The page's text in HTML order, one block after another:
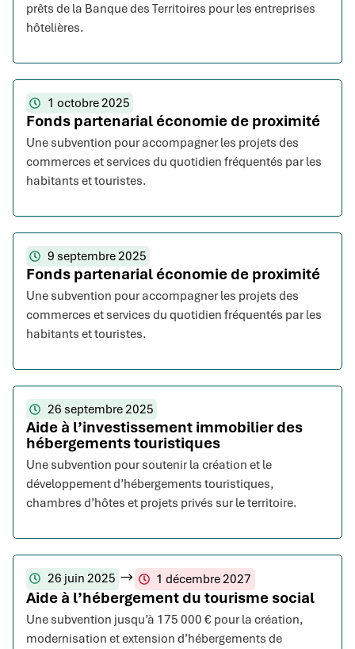
prêts de la Banque des Territoires pour les entreprises
hôtelières.
1 octobre 2025
Fonds partenarial économie de proximité
Une subvention pour accompagner les projets des
commerces et services du quotidien fréquentés par les
habitants et touristes.
9 septembre 2025
Fonds partenarial économie de proximité
Une subvention pour accompagner les projets des
commerces et services du quotidien fréquentés par les
habitants et touristes.
26 septembre 2025
Aide à l’investissement immobilier des
hébergements touristiques
Une subvention pour soutenir la création et le
développement d’hébergements touristiques,
chambres d’hôtes et projets privés sur le territoire.
26 juin 2025 1 décembre 2027
Aide à l’hébergement du tourisme social
Une subvention jusqu’à 175 000 € pour la création,
modernisation et extension d’hébergements de